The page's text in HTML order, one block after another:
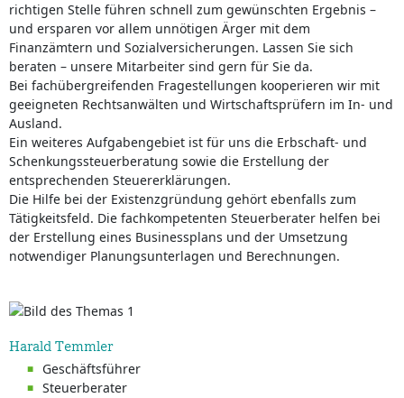
richtigen Stelle führen schnell zum gewünschten Ergebnis –
und ersparen vor allem unnötigen Ärger mit dem
Finanzämtern und Sozialversicherungen. Lassen Sie sich
beraten – unsere Mitarbeiter sind gern für Sie da.
Bei fachübergreifenden Fragestellungen kooperieren wir mit
geeigneten Rechtsanwälten und Wirtschaftsprüfern im In- und
Ausland.
Ein weiteres Aufgabengebiet ist für uns die Erbschaft- und
Schenkungssteuerberatung sowie die Erstellung der
entsprechenden Steuererklärungen.
Die Hilfe bei der Existenzgründung gehört ebenfalls zum
Tätigkeitsfeld. Die fachkompetenten Steuerberater helfen bei
der Erstellung eines Businessplans und der Umsetzung
notwendiger Planungsunterlagen und Berechnungen.
Harald Temmler
Geschäftsführer
Steuerberater